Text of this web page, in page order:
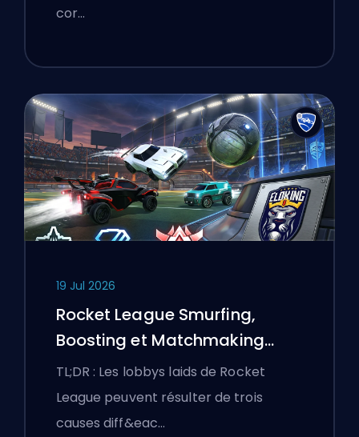
cor…
19 Jul 2026
Rocket League Smurfing,
Boosting et Matchmaking
Expliqués
TL;DR : Les lobbys laids de Rocket
League peuvent résulter de trois
causes diff&eac…